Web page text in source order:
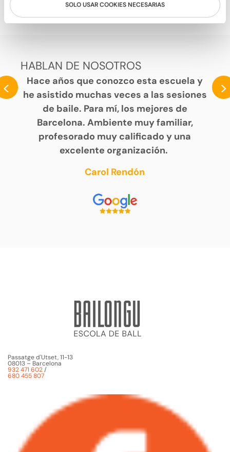
SOLO USAR COOKIES NECESARIAS
HABLAN DE NOSOTROS
<
Hace años que conozco esta escuela y
he asistido muchas veces a las sesiones
de baile. Para mí, los mejores de
Barcelona. Ambiente muy familiar,
profesorado muy calificado y una
excelente organización.
Carol Rendón
>
Passatge d'Utset, 11-13
08013 – Barcelona
932 471 602/
680 455 807